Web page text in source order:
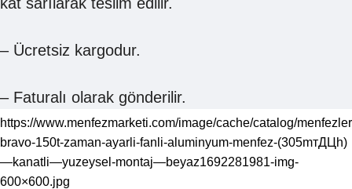
– Ücretsiz kargodur.
– Faturalı olarak gönderilir.
https://www.menfezmarketi.com/image/cache/catalog/
bravo-150t-zaman-ayarli-fanli-aluminyum-menfez-(305mтДЦh)
—kanatli—yuzeysel-montaj—beyaz1692281981-img-
600×600.jpg